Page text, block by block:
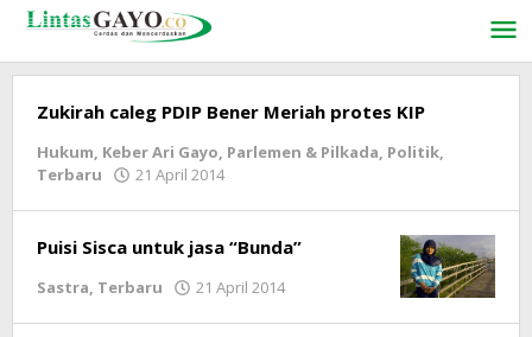
Lewati
konten
Zukirah caleg PDIP Bener Meriah protes KIP
Hukum, Keber Ari Gayo, Parlemen & Pilkada, Politik,
Terbaru
21 April 2014
Puisi Sisca untuk jasa “Bunda”
Sastra, Terbaru 21 April 2014